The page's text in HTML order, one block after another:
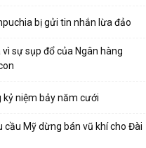
bị gửi tin nhắn lừa đảo
sự sụp đổ của Ngân hàng
kỷ niệm bảy năm cưới
cầu Mỹ dừng bán vũ khí cho Đài